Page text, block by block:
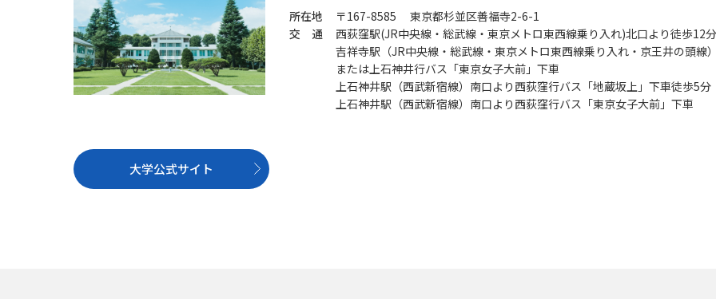
所在地
〒167-8585 東京都杉並区善福寺2-6-1
交 通
西荻窪駅(JR中央線・総武線・東京メトロ東西線乗り入れ)北口より徒歩12分
吉祥寺駅（JR中央線・総武線・東京メトロ東西線乗り入れ・京王井の頭線
または上石神井行バス「東京女子大前」下車
上石神井駅（西武新宿線）南口より西荻窪行バス「地蔵坂上」下車徒歩5分
上石神井駅（西武新宿線）南口より西荻窪行バス「東京女子大前」下車
大学公式サイト